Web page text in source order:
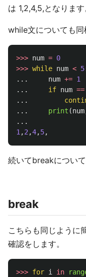
は 1,2,4,5,となります
while文についても同
>>> num = 0
>>> while num < 5
...
num += 1
...
if num ==
...
...
print (num
...
1 ,2 ,4,5,
続いてbreakについて
break
こちらも同じように
確認をします。
>>> for i in